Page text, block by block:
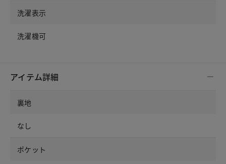
洗濯表示
洗濯機可
アイテム詳細
裏地
なし
ポケット